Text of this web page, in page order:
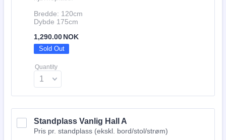
Bredde: 120cm
Dybde 175cm
1,290.00 NOK
1,290.00NOK
Sold Out
Quantity
Standplass Vanlig Hall A
Pris pr. standplass (ekskl. bord/stol/strøm)